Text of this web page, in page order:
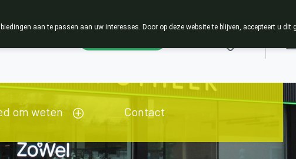
om weten Contact
aan te passen aan uw interesses. Door op deze website te blijven, accepteert u dit